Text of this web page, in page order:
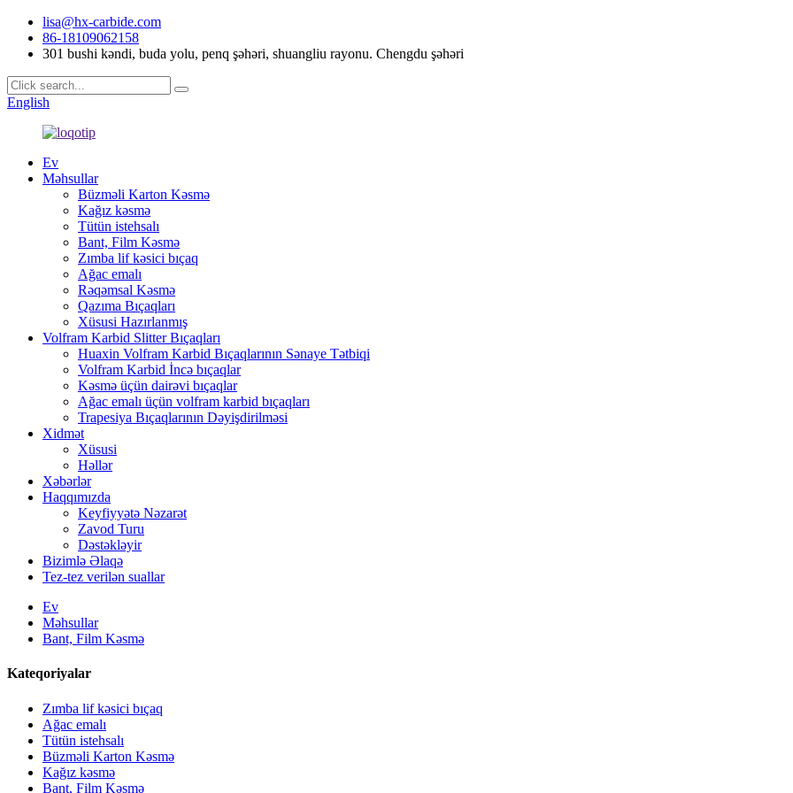
lisa@hx-carbide.com
86-18109062158
301 bushi kəndi, buda yolu, penq şəhəri, shuangliu rayonu. Chengdu şəhəri
English
Ev
Məhsullar
Büzməli Karton Kəsmə
Kağız kəsmə
Tütün istehsalı
Bant, Film Kəsmə
Zımba lif kəsici bıçaq
Ağac emalı
Rəqəmsal Kəsmə
Qazıma Bıçaqları
Xüsusi Hazırlanmış
Volfram Karbid Slitter Bıçaqları
Huaxin Volfram Karbid Bıçaqlarının Sənaye Tətbiqi
Volfram Karbid İncə bıçaqlar
Kəsmə üçün dairəvi bıçaqlar
Ağac emalı üçün volfram karbid bıçaqları
Trapesiya Bıçaqlarının Dəyişdirilməsi
Xidmət
Xüsusi
Həllər
Xəbərlər
Haqqımızda
Keyfiyyətə Nəzarət
Zavod Turu
Dəstəkləyir
Bizimlə Əlaqə
Tez-tez verilən suallar
Ev
Məhsullar
Bant, Film Kəsmə
Kateqoriyalar
Zımba lif kəsici bıçaq
Ağac emalı
Tütün istehsalı
Büzməli Karton Kəsmə
Kağız kəsmə
Bant, Film Kəsmə